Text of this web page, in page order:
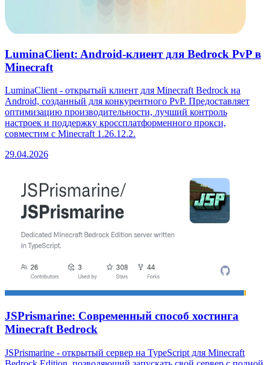
LuminaClient: Android-клиент для Bedrock PvP в
Minecraft
LuminaClient - открытый клиент для Minecraft Bedrock на
Android, созданный для конкурентного PvP. Предоставляет
оптимизацию производительности, лучший контроль
настроек и поддержку кроссплатформенного прокси,
совместим с Minecraft 1.26.12.2.
29.04.2026
JSPrismarine: Современный способ хостинга
Minecraft Bedrock
JSPrismarine - открытый сервер на TypeScript для Minecraft